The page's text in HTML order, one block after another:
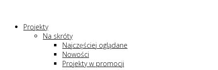
Projekty
Na skróty
Najczęściej oglądane
Nowości
Projekty w promocji